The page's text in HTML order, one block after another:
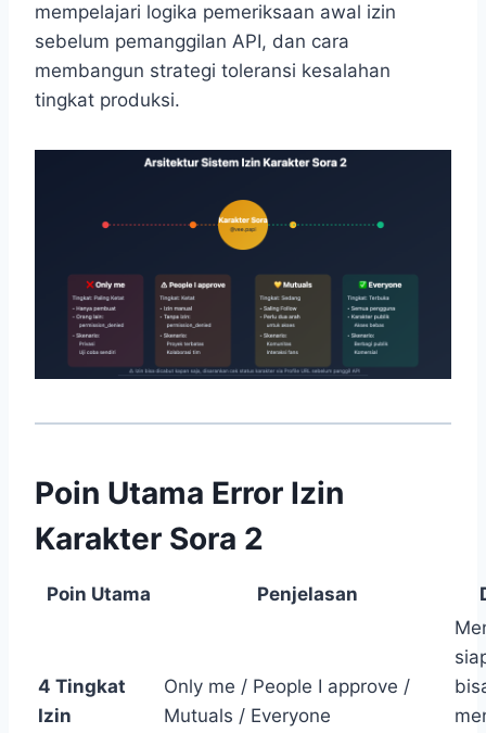
mempelajari logika pemeriksaan awal izin
sebelum pemanggilan API, dan cara
membangun strategi toleransi kesalahan
tingkat produksi.
Poin Utama Error Izin
Karakter Sora 2
Poin Utama Penjelasan
4 Tingkat
Izin
Only me / People I approve /
Mutuals / Everyone